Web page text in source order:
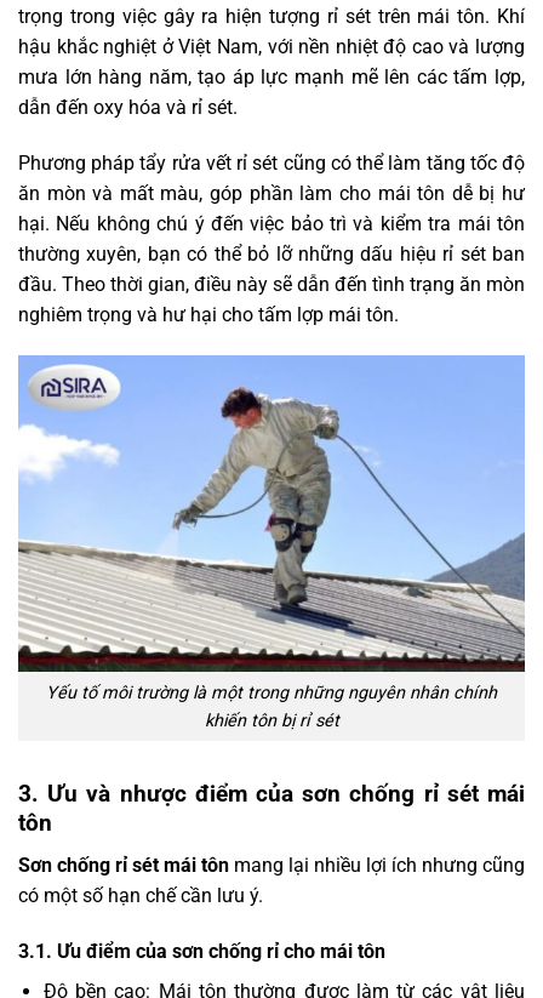
trọng trong việc gây ra hiện tượng rỉ sét trên mái tôn. Khí
hậu khắc nghiệt ở Việt Nam, với nền nhiệt độ cao và lượng
mưa lớn hàng năm, tạo áp lực mạnh mẽ lên các tấm lợp,
dẫn đến oxy hóa và rỉ sét.
Phương pháp tẩy rửa vết rỉ sét cũng có thể làm tăng tốc độ
ăn mòn và mất màu, góp phần làm cho mái tôn dễ bị hư
hại. Nếu không chú ý đến việc bảo trì và kiểm tra mái tôn
thường xuyên, bạn có thể bỏ lỡ những dấu hiệu rỉ sét ban
đầu. Theo thời gian, điều này sẽ dẫn đến tình trạng ăn mòn
nghiêm trọng và hư hại cho tấm lợp mái tôn.
Yếu tố môi trường là một trong những nguyên nhân chính
khiến tôn bị rỉ sét
3. Ưu và nhược điểm của sơn chống rỉ sét mái
tôn
Sơn chống rỉ sét mái tôn mang lại nhiều lợi ích nhưng cũng
có một số hạn chế cần lưu ý.
3.1. Ưu điểm của sơn chống rỉ cho mái tôn
Độ bền cao: Mái tôn thường được làm từ các vật liệu